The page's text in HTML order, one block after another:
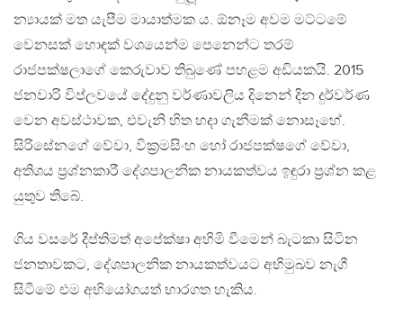
න්‍යායක් මත යැපීම මායාත්මක ය. ඕනෑම අවම මට්ටමේ
වෙනසක් හොඳක් වශයෙන්ම පෙනෙන්ට තරම්
රාජපක්ෂලාගේ කෙරුවාව තිබුණේ පහළම අඩියකයි. 2015
ජනවාරි විප්ලවයේ දේදුනු වර්ණාවලිය දිනෙන් දින දුර්වර්ණ
වෙන අවස්ථාවක, එවැනි හිත හදා ගැනීමක් නොසෑහේ.
සිරිසේනගේ වේවා, වික‍්‍රමසිංහ හෝ රාජපක්ෂගේ වේවා,
අතිශය ප‍්‍රශ්නකාරී දේශපාලනික නායකත්වය ඉඳුරා ප‍්‍රශ්න කළ
යුතුව තිබේ.
ගිය වසරේ දීප්තිමත් අපේක්ෂා අහිමි වීමෙන් බැටකා සිටින
ජනතාවකට, දේශපාලනික නායකත්වයට අභිමුඛව නැගී
සිටීමේ එම අභියෝගයත් භාරගත හැකිය.